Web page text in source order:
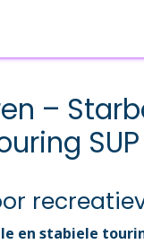
–
en stabiele